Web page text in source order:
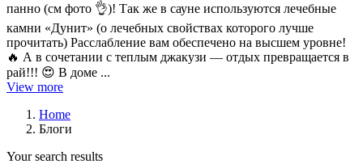
панно (см фото 👌)! Так же в сауне используются лечебные
камни «Дунит» (о лечебных свойствах которого лучше
прочитать) Расслабление вам обеспечено на высшем уровне!
🔥 А в сочетании с теплым джакузи — отдых превращается в
рай!!! 😍 В доме ...
View more
Home
Блоги
Your search results